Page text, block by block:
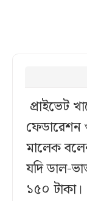
প্রাইভেট
ফেডারেশন
মালেক
যদি ডাল-
১৫০ টাকা।